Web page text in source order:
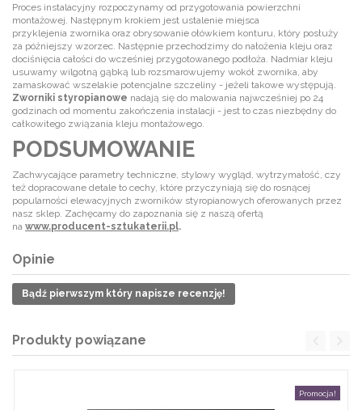
Proces instalacyjny rozpoczynamy od przygotowania powierzchni
montażowej. Następnym krokiem jest ustalenie miejsca
przyklejenia zwornika oraz obrysowanie ołówkiem konturu, który posłuży
za późniejszy wzorzec. Następnie przechodzimy do nałożenia kleju oraz
dociśnięcia całości do wcześniej przygotowanego podłoża. Nadmiar kleju
usuwamy wilgotną gąbką lub rozsmarowujemy wokół zwornika, aby
zamaskować wszelakie potencjalne szczeliny - jeżeli takowe występują.
Zworniki styropianowe nadają się do malowania najwcześniej po 24
godzinach od momentu zakończenia instalacji - jest to czas niezbędny do
całkowitego związania kleju montażowego.
PODSUMOWANIE
Zachwycające parametry techniczne, stylowy wygląd, wytrzymałość, czy
też dopracowane detale to cechy, które przyczyniają się do rosnącej
popularności elewacyjnych zworników styropianowych oferowanych przez
nasz sklep. Zachęcamy do zapoznania się z naszą ofertą
na www.producent-sztukaterii.pl.
Opinie
Bądź pierwszym który napisze recenzję!
Produkty powiązane
Promocja!